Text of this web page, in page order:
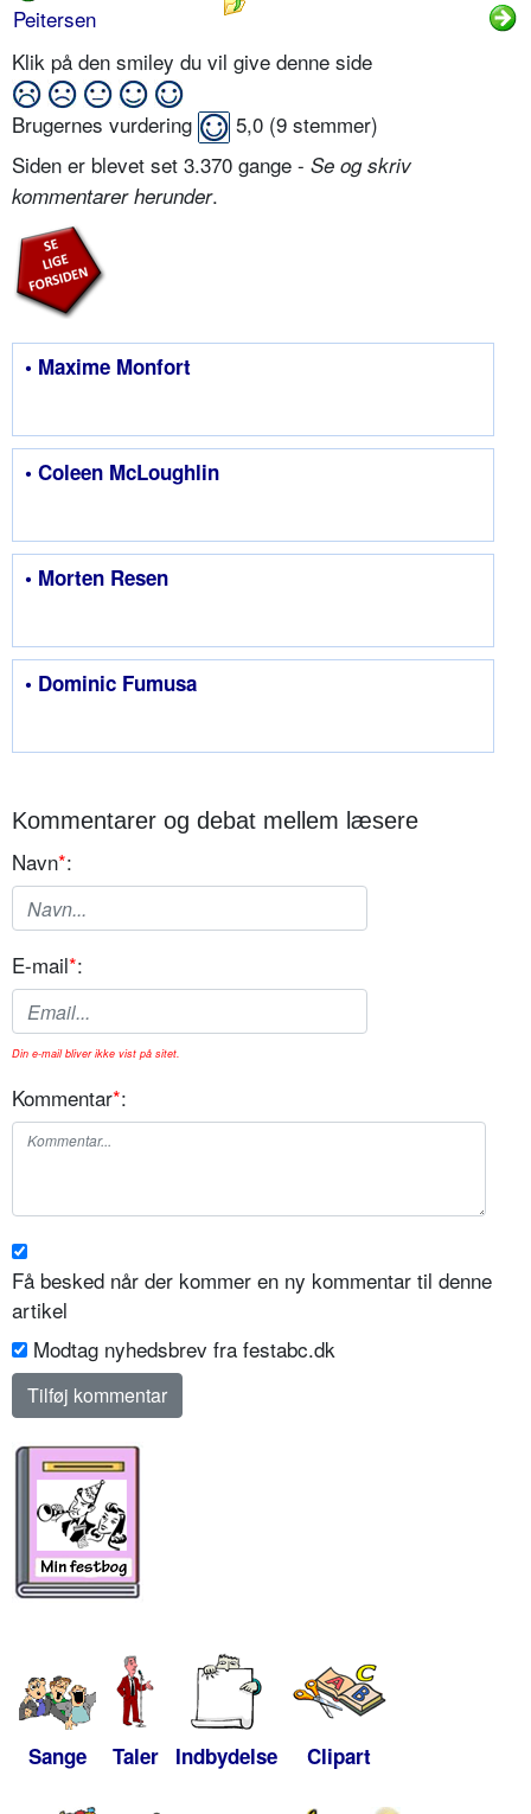
Peitersen
Klik på den smiley du vil give denne side
Brugernes vurdering 5,0 (9 stemmer)
Siden er blevet set 3.370 gange - Se og skriv
kommentarer herunder.
• Maxime Monfort
• Coleen McLoughlin
• Morten Resen
• Dominic Fumusa
Kommentarer og debat mellem læsere
Navn*:
E-mail*:
Din e-mail bliver ikke vist på sitet.
Kommentar*:
Få besked når der kommer en ny kommentar til denne
artikel
Modtag nyhedsbrev fra festabc.dk
Sange Taler Indbydelse Clipart